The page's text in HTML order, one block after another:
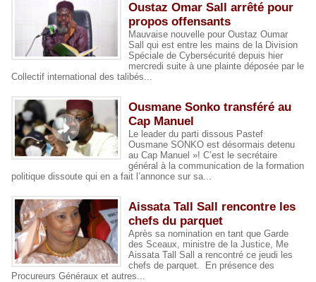
Oustaz Omar Sall arrêté pour
propos offensants
Mauvaise nouvelle pour Oustaz Oumar
Sall qui est entre les mains de la Division
Spéciale de Cybersécurité depuis hier
mercredi suite à une plainte déposée par le
Collectif international des talibés...
Ousmane Sonko transféré au
Cap Manuel
Le leader du parti dissous Pastef
Ousmane SONKO est désormais detenu
au Cap Manuel »! C’est le secrétaire
général à la communication de la formation
politique dissoute qui en a fait l’annonce sur sa...
Aissata Tall Sall rencontre les
chefs du parquet
Après sa nomination en tant que Garde
des Sceaux, ministre de la Justice, Me
Aissata Tall Sall a rencontré ce jeudi les
chefs de parquet. En présence des
Procureurs Généraux et autres...